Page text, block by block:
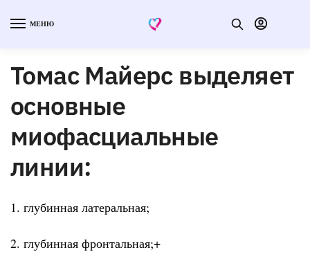
МЕНЮ
Томас Майерс выделяет
основные
миофасциальные
линии:
1. глубинная латеральная;
2. глубинная фронтальная;+